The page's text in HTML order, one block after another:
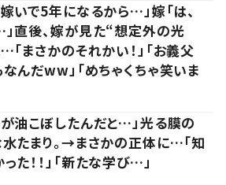
いで5年になるから…」嫁「は、
直後、嫁が見た“想定外の光
「まさかのそれかい！」「お義父
んだww」「めちゃくちゃ笑いま
が油こぼしたんだと…」光る膜の
水たまり。→まさかの正体に…「知
た！！」「新たな学び…」